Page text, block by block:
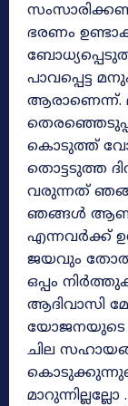
ഭരണം
പാവപ്പെട്ട
ആരാണെന്ന്.
കൊടുത്ത്
തൊട്ടടുത്ത
വരുന്നത്
ഞങ്ങൾ ആണ്
എന്നവർക്ക്
ജയവും
ഒപ്പം
ആദിവാസി
യോജനയുടെ
ചില